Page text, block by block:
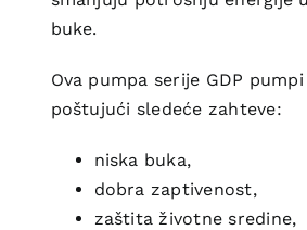
buke.
Ova pumpa serije GDP
poštujući sledeće zahteve:
niska buka,
dobra zaptivenost,
zaštita životne sredine,